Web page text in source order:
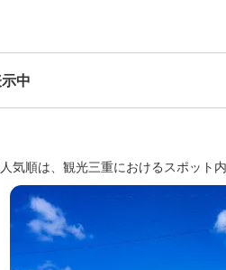
中
気順は、観光三重におけるスポット